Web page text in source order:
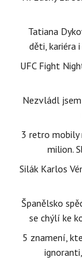
Tatiana
děti, kariéra
UFC Fight
Nezvládl
3 retro mobily
milion.
Silák Karlos
Španělsko
se chýlí ke
5 znamení,